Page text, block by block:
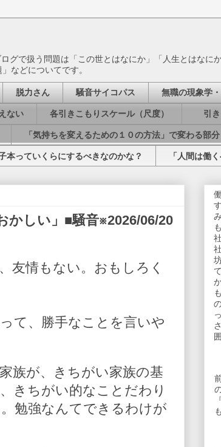
グで扱う問題は「この世とはなにか」「人生とはなに
などについてです。
脱力さん 騒音サイコパス 無職の現象学
ない 各引きこもりスケール（尺度） 引き
「気持ちを変えるための１０の方法」で変わる部
本っていくらにするべきなのかな？ 「人間は働
かしい」■騒音※2026/06/20
友情もない。おもしろく
て、勝手なことを言いや
族が、きちがい家族の基
きちがい的なことだわり
勉強なんてできるわけが